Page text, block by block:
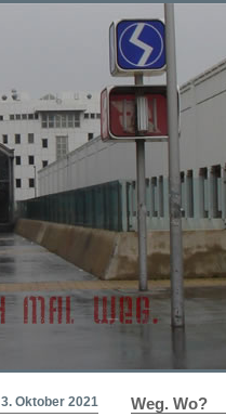
3. Oktober 2021 Weg. Wo?